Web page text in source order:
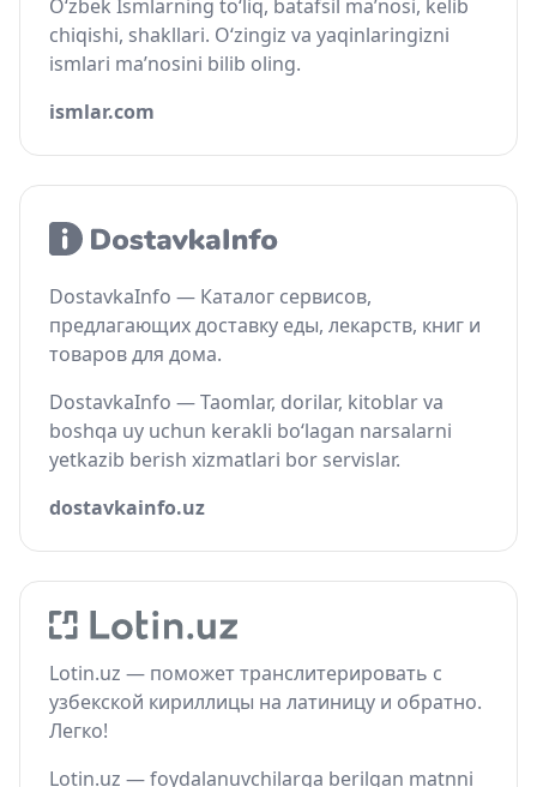
O‘zbek Ismlarning to‘liq, batafsil ma’nosi, kelib
chiqishi, shakllari. O‘zingiz va yaqinlaringizni
ismlari ma’nosini bilib oling.
ismlar.com
DostavkaInfo — Каталог сервисов,
предлагающих доставку еды, лекарств, книг и
товаров для дома.
DostavkaInfo — Taomlar, dorilar, kitoblar va
boshqa uy uchun kerakli bo‘lagan narsalarni
yetkazib berish xizmatlari bor servislar.
dostavkainfo.uz
Lotin.uz — поможет транслитерировать с
узбекской кириллицы на латиницу и обратно.
Легко!
Lotin.uz — foydalanuvchilarga berilgan matnni